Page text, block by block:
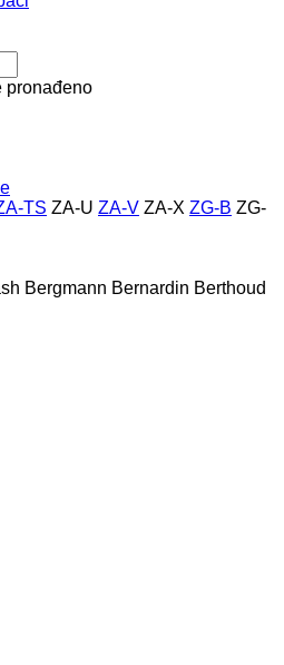
pronađeno
TS ZA-U ZA-V ZA-X ZG-B ZG-
Bergmann Bernardin Berthoud